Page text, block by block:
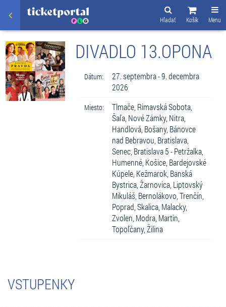
Menu
Košík
Hľadať
DIVADLO 13.OPONA
Dátum:
27. septembra - 9. decembra
2026
Miesto:
Tlmače, Rimavská Sobota,
Šaľa, Nové Zámky, Nitra,
Handlová, Bošany, Bánovce
nad Bebravou, Bratislava,
Senec, Bratislava 5 - Petržalka,
Humenné, Košice, Bardejovské
Kúpele, Kežmarok, Banská
Bystrica, Žarnovica, Liptovský
Mikuláš, Bernolákovo, Trenčín,
Poprad, Skalica, Malacky,
Zvolen, Modra, Martin,
Topoľčany, Žilina
VSTUPENKY